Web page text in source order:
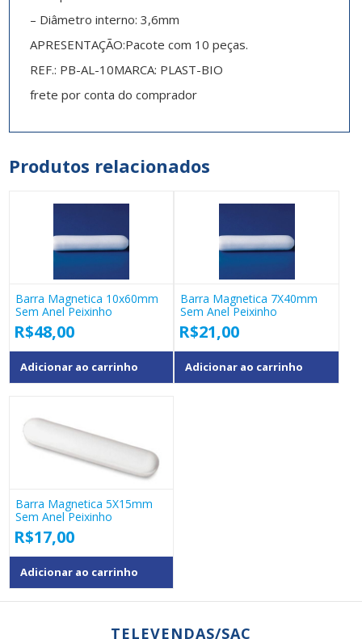
– Diâmetro interno: 3,6mm
APRESENTAÇÃO:Pacote com 10 peças.
REF.: PB-AL-10MARCA: PLAST-BIO
frete por conta do comprador
Produtos relacionados
Barra Magnetica 10x60mm
Sem Anel Peixinho
R$48,00
Adicionar ao carrinho
Barra Magnetica 7X40mm
Sem Anel Peixinho
R$21,00
Adicionar ao carrinho
Barra Magnetica 5X15mm
Sem Anel Peixinho
R$17,00
Adicionar ao carrinho
TELEVENDAS/SAC